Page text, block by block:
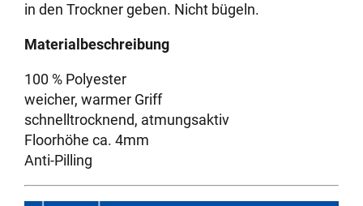
in den Trockner geben. Nicht bügeln.
Materialbeschreibung
100 % Polyester
weicher, warmer Griff
schnelltrocknend, atmungsaktiv
Floorhöhe ca. 4mm
Anti-Pilling